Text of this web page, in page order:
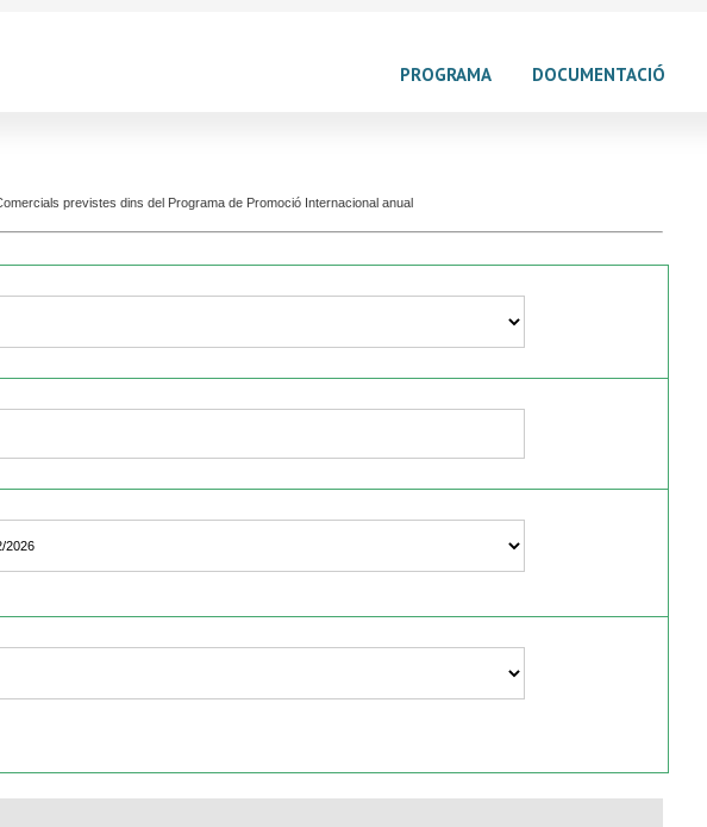
PROGRAMA DOCUMENTACIÓ
previstes dins del Programa de Promoció Internacional anual